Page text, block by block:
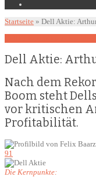
Startseite » Dell Aktie:
Dell Aktie:
Nach dem
Boom steht
vor kritischen
Profitabilität.
91
Die Kernpunkte: